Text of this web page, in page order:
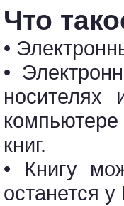
Что
•
•
носителях
книг.
• Книгу
останется у